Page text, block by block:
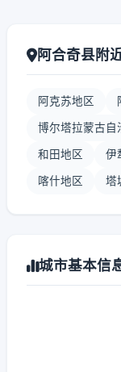
阿合奇县附
阿克苏地区
博尔塔拉蒙古自
和田地区 伊
喀什地区 塔
城市基本信